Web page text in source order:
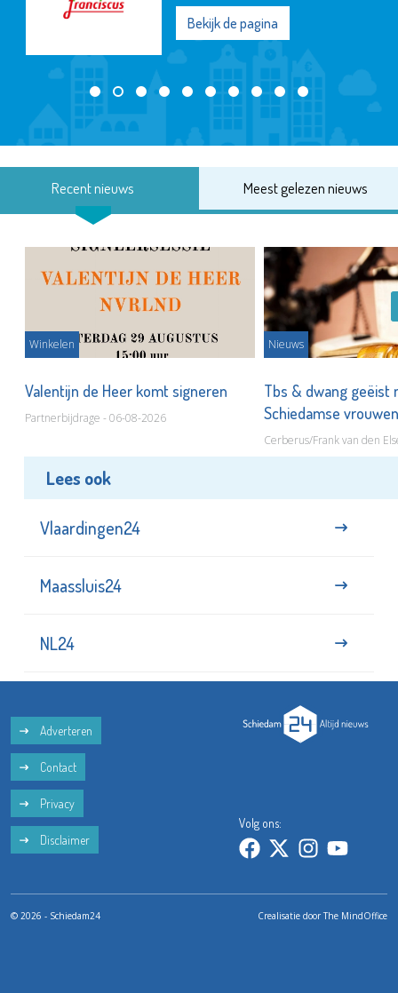
Bekijk de pagina
Recent nieuws Meest gelezen nieuws
Winkelen
Valentijn de Heer komt signeren
Partnerbijdrage - 06-08-2026
Nieuws
Tbs & dwang geëist
Schiedamse
Cerberus/Frank van den
Lees ook
Vlaardingen24
Maassluis24
NL24
Adverteren
Contact
Privacy
Disclaimer
Volg ons:
© 2026 - Schiedam24 Crealisatie doorThe MindOffice